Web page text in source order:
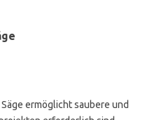
ermöglicht saubere und